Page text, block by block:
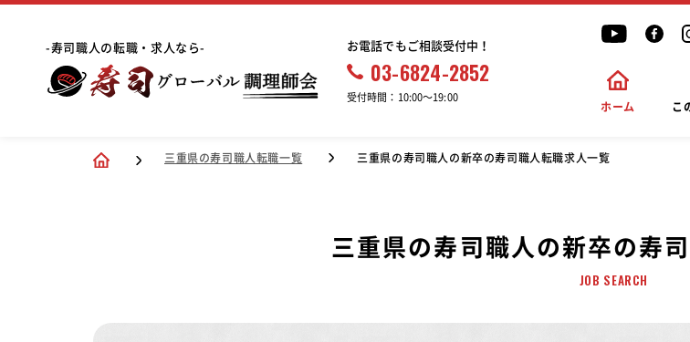
-寿司職人の転職・求人なら- お電話でもご相談受付中！
03-6824-2852
受付時間：10:00〜19:00
ホーム こ
三重県の寿司職人転職一覧 三重県の寿司職人の新卒の寿司職人転職求人一覧
三重県の寿司職人の新卒の寿
JOB SEARCH